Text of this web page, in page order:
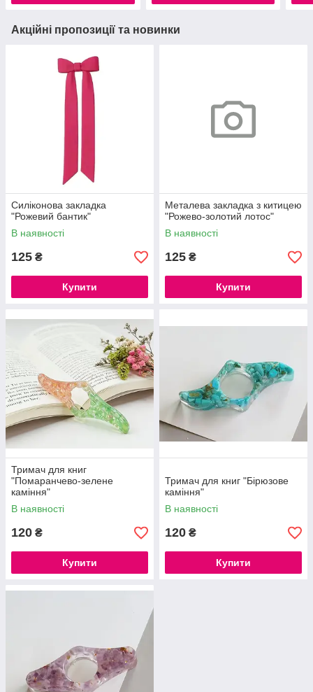
Акційні пропозиції та новинки
Силіконова закладка
"Рожевий бантик"
В наявності
125 ₴
Купити
Металева закладка з китицею
"Рожево-золотий лотос"
В наявності
125 ₴
Купити
Тримач для книг
"Помаранчево-зелене
каміння"
В наявності
120 ₴
Купити
Тримач для книг "Бірюзове
каміння"
В наявності
120 ₴
Купити